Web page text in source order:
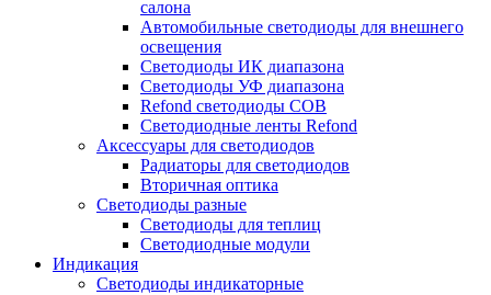
салона
Автомобильные светодиоды для внешнего
освещения
Светодиоды ИК диапазона
Светодиоды УФ диапазона
Refond светодиоды COB
Светодиодные ленты Refond
Аксессуары для светодиодов
Радиаторы для светодиодов
Вторичная оптика
Светодиоды разные
Светодиоды для теплиц
Светодиодные модули
Индикация
Светодиоды индикаторные